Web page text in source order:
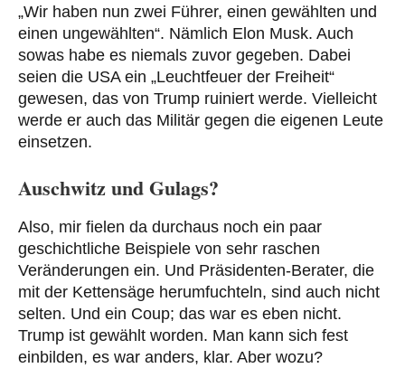
„Wir haben nun zwei Führer, einen gewählten und
einen ungewählten“. Nämlich Elon Musk. Auch
sowas habe es niemals zuvor gegeben. Dabei
seien die USA ein „Leuchtfeuer der Freiheit“
gewesen, das von Trump ruiniert werde. Vielleicht
werde er auch das Militär gegen die eigenen Leute
einsetzen.
Auschwitz und Gulags?
Also, mir fielen da durchaus noch ein paar
geschichtliche Beispiele von sehr raschen
Veränderungen ein. Und Präsidenten-Berater, die
mit der Kettensäge herumfuchteln, sind auch nicht
selten. Und ein Coup; das war es eben nicht.
Trump ist gewählt worden. Man kann sich fest
einbilden, es war anders, klar. Aber wozu?